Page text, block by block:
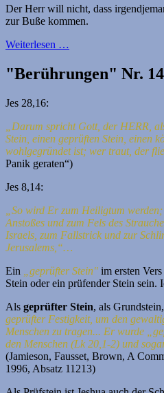
Der Herr will nicht, dass
zur Buße kommen.
Weiterlesen …
"Berührungen" Nr.
Jes 28,16:
„Darum spricht Gott, der HERR,
Stein, einen geprüften Stein, einen
wohlgegründet ist; wer traut, der
Panik geraten“)
Jes 8,14:
„So wird Er zum Heiligtum
Anstoßes und zum Fels des
Israels, zum Fallstrick und zur
Jerusalems,“…
Ein
„geprüfter Stein" im ersten
Stein oder ein prüfender Stein sein.
Als geprüfter Stein, als
geprüfter Festigkeit, um den
Menschen zu tragen... Er wurde
den Menschen (Lk 20,1-2) und
(Jamieson, Fausset, Brown, A
1996, Absatz 11213)